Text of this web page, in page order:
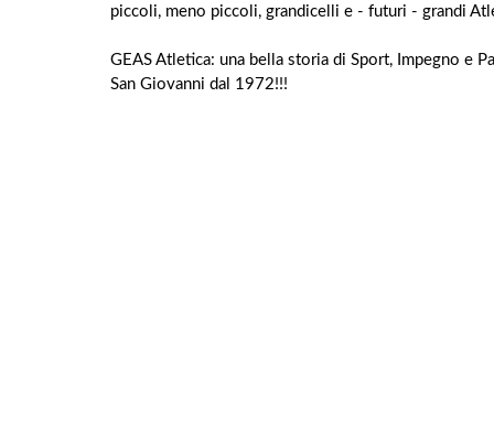
piccoli, meno piccoli, grandicelli e - futuri - grandi
GEAS Atletica: una bella storia di Sport, Impegno e
San Giovanni dal 1972!!!